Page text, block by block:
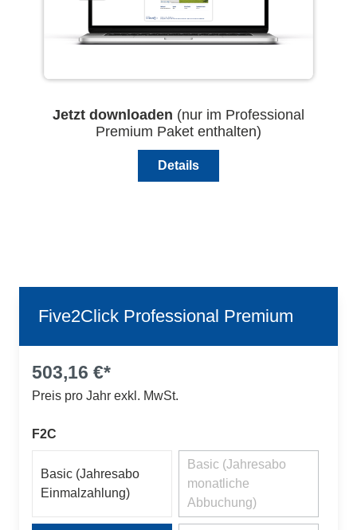
Jetzt downloaden (nur im Professional
Premium Paket enthalten)
Details
Five2Click Professional Premium
503,16 €*
Preis pro Jahr exkl. MwSt.
F2C
Basic (Jahresabo
Einmalzahlung)
Basic (Jahresabo
monatliche
Abbuchung)
(Diese Option ist zurzeit nicht